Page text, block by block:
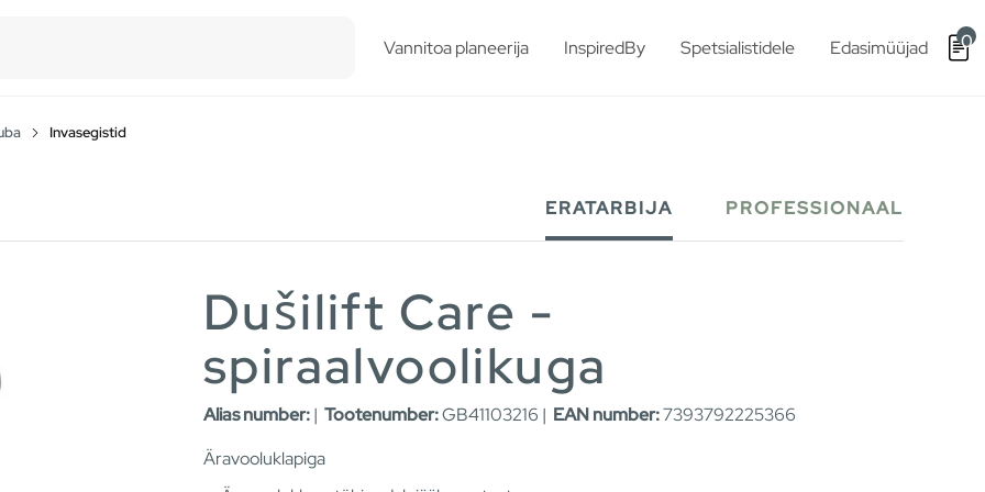
Vannitoa planeerija InspiredBy Spetsialistidele Edasimüüjad 0
Invasegistid
ERATARBIJA PROFESSIONAAL
Dušilift Care -
spiraalvoolikuga
Alias number:| Tootenumber:GB41103216 | EAN number:7393792225366
Äravooluklapiga